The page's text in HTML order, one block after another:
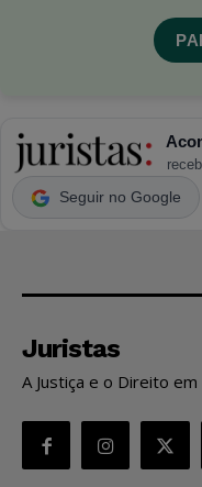
Seguir no Google
Juristas
A Justiça e o Direito em